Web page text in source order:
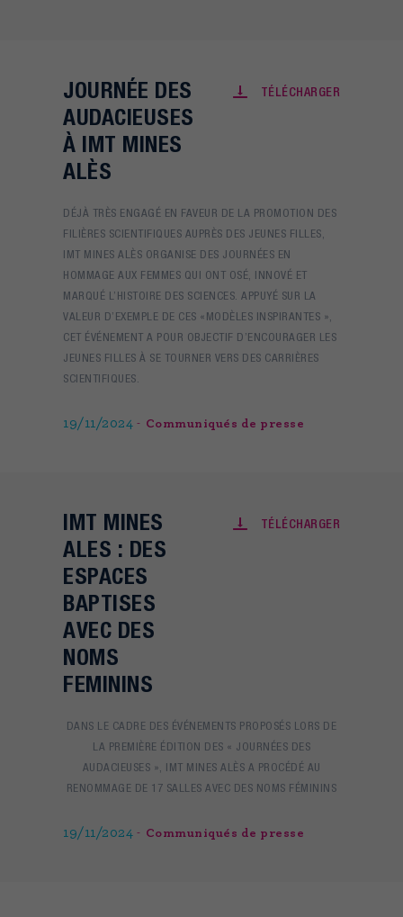
JOURNÉE DES
AUDACIEUSES
À IMT MINES
ALÈS
TÉLÉCHARGER
DÉJÀ TRÈS ENGAGÉ EN FAVEUR DE LA PROMOTION DES
FILIÈRES SCIENTIFIQUES AUPRÈS DES JEUNES FILLES,
IMT MINES ALÈS ORGANISE DES JOURNÉES EN
HOMMAGE AUX FEMMES QUI ONT OSÉ, INNOVÉ ET
MARQUÉ L’HISTOIRE DES SCIENCES. APPUYÉ SUR LA
VALEUR D’EXEMPLE DE CES «MODÈLES INSPIRANTES »,
CET ÉVÉNEMENT A POUR OBJECTIF D’ENCOURAGER LES
JEUNES FILLES À SE TOURNER VERS DES CARRIÈRES
SCIENTIFIQUES.
19/11/2024 Communiqués de presse
IMT MINES
ALES : DES
ESPACES
BAPTISES
AVEC DES
NOMS
FEMININS
TÉLÉCHARGER
DANS LE CADRE DES ÉVÉNEMENTS PROPOSÉS LORS DE
LA PREMIÈRE ÉDITION DES « JOURNÉES DES
AUDACIEUSES », IMT MINES ALÈS A PROCÉDÉ AU
RENOMMAGE DE 17 SALLES AVEC DES NOMS FÉMININS
19/11/2024 Communiqués de presse